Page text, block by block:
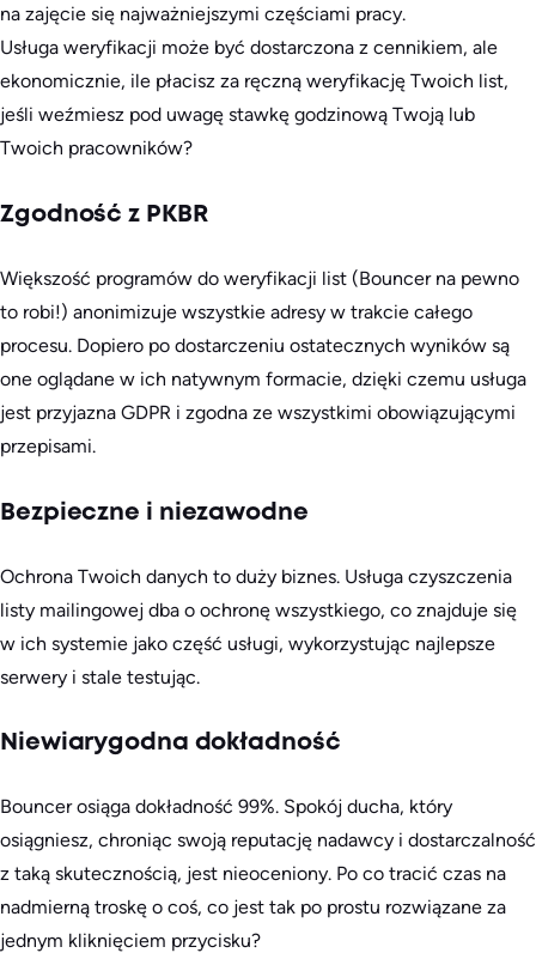
na zajęcie się najważniejszymi częściami pracy.
Usługa weryfikacji może być dostarczona z cennikiem, ale
ekonomicznie, ile płacisz za ręczną weryfikację Twoich list,
jeśli weźmiesz pod uwagę stawkę godzinową Twoją lub
Twoich pracowników?
Zgodność z PKBR
Większość programów do weryfikacji list (Bouncer na pewno
to robi!) anonimizuje wszystkie adresy w trakcie całego
procesu. Dopiero po dostarczeniu ostatecznych wyników są
one oglądane w ich natywnym formacie, dzięki czemu usługa
jest przyjazna GDPR i zgodna ze wszystkimi obowiązującymi
przepisami.
Bezpieczne i niezawodne
Ochrona Twoich danych to duży biznes. Usługa czyszczenia
listy mailingowej dba o ochronę wszystkiego, co znajduje się
w ich systemie jako część usługi, wykorzystując najlepsze
serwery i stale testując.
Niewiarygodna dokładność
Bouncer osiąga dokładność 99%. Spokój ducha, który
osiągniesz, chroniąc swoją reputację nadawcy i dostarczalność
z taką skutecznością, jest nieoceniony. Po co tracić czas na
nadmierną troskę o coś, co jest tak po prostu rozwiązane za
jednym kliknięciem przycisku?